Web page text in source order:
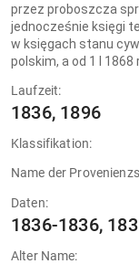
przez proboszcza
jednocześnie księgi
w księgach stanu
polskim, a od 1 I 1868
Laufzeit:
1836, 1896
Klassifikation:
Name der
Daten:
1836-1836,
Alter Name: